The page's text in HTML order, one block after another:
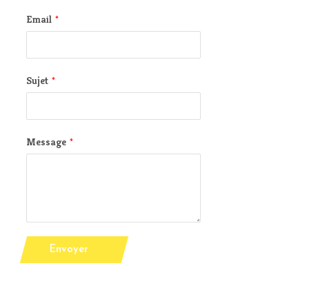
Email *
Sujet *
Message *
Envoyer